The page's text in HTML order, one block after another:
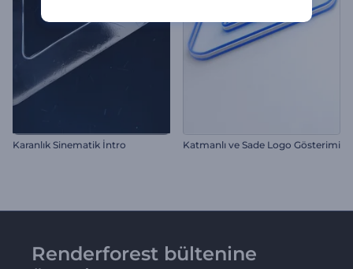
Karanlık Sinematik İntro Katmanlı ve Sade Logo Gösterimi
Renderforest bültenine